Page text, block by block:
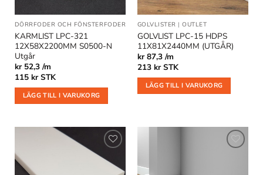
DÖRRFODER OCH FÖNSTERFODER
KARMLIST LPC-321
12X58X2200MM S0500-N
Utgår
kr 52,3 /m
115 kr STK
LÄGG TILL I VARUKORG
GOLVLISTER |OUTLET
GOLVLIST LPC-15 HDPS
11X81X2440MM (UTGÅR)
kr 87,3 /m
213 kr STK
LÄGG TILL I VARUKORG
Lägg till